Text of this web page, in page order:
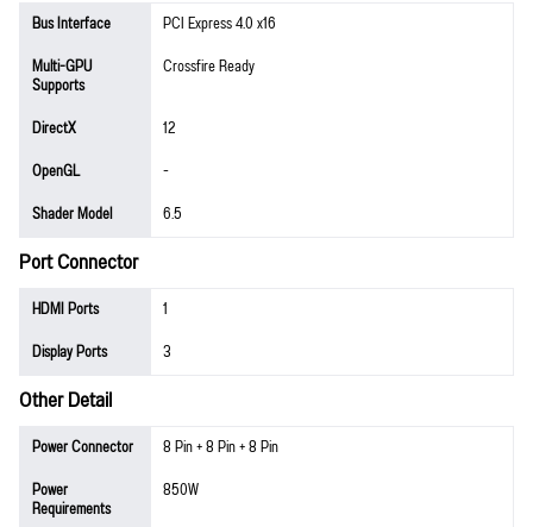
Bus Interface
PCI Express 4.0 x16
Multi-GPU
Supports
Crossfire Ready
DirectX
12
OpenGL
-
Shader Model
6.5
Port Connector
HDMI Ports
1
Display Ports
3
Other Detail
Power Connector
8 Pin + 8 Pin + 8 Pin
Power
Requirements
850W